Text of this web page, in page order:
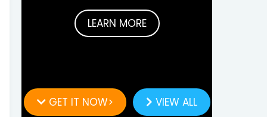
LEARN MORE
GET IT NOW> VIEW ALL